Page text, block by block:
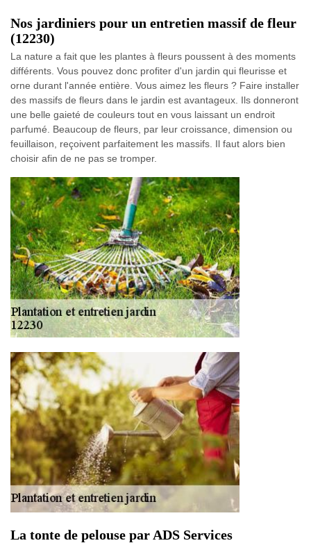
Nos jardiniers pour un entretien massif de fleur
(12230)
La nature a fait que les plantes à fleurs poussent à des moments
différents. Vous pouvez donc profiter d'un jardin qui fleurisse et
orne durant l'année entière. Vous aimez les fleurs ? Faire installer
des massifs de fleurs dans le jardin est avantageux. Ils donneront
une belle gaieté de couleurs tout en vous laissant un endroit
parfumé. Beaucoup de fleurs, par leur croissance, dimension ou
feuillaison, reçoivent parfaitement les massifs. Il faut alors bien
choisir afin de ne pas se tromper.
La tonte de pelouse par ADS Services